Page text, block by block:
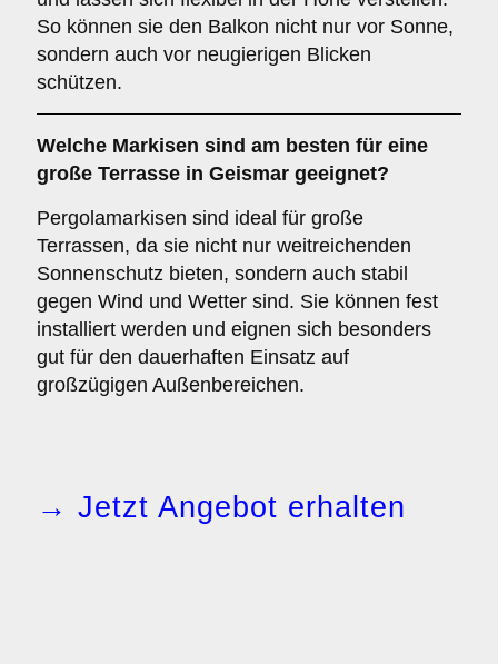
So können sie den Balkon nicht nur vor Sonne,
sondern auch vor neugierigen Blicken
schützen.
Welche Markisen sind am besten für eine
große Terrasse in Geismar geeignet?
Pergolamarkisen sind ideal für große
Terrassen, da sie nicht nur weitreichenden
Sonnenschutz bieten, sondern auch stabil
gegen Wind und Wetter sind. Sie können fest
installiert werden und eignen sich besonders
gut für den dauerhaften Einsatz auf
großzügigen Außenbereichen.
→ Jetzt Angebot erhalten